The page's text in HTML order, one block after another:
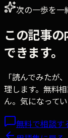
次の一歩を一
この記事
できます。
「読んでみたが
理します。無料
ん。気になって
無料で相談す